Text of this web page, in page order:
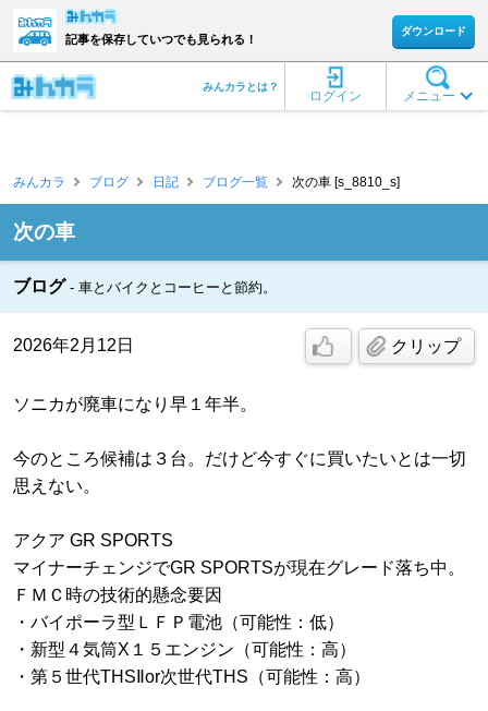
記事を保存していつでも見られる！
ダウンロード
メニュー
ログイン
みんカラとは？
みんカラ ブログ 日記 ブログ一覧 次の車 [s_8810_s]
次の車
ブログ 車とバイクとコーヒーと節約。
2026年2月12日 クリップ
ソニカが廃車になり早１年半。
今のところ候補は３台。だけど今すぐに買いたいとは一切
思えない。
アクア GR SPORTS
マイナーチェンジでGR SPORTSが現在グレード落ち中。
ＦＭＣ時の技術的懸念要因
・バイポーラ型ＬＦＰ電池（可能性：低）
・新型４気筒X１５エンジン（可能性：高）
・第５世代THSⅡor次世代THS（可能性：高）